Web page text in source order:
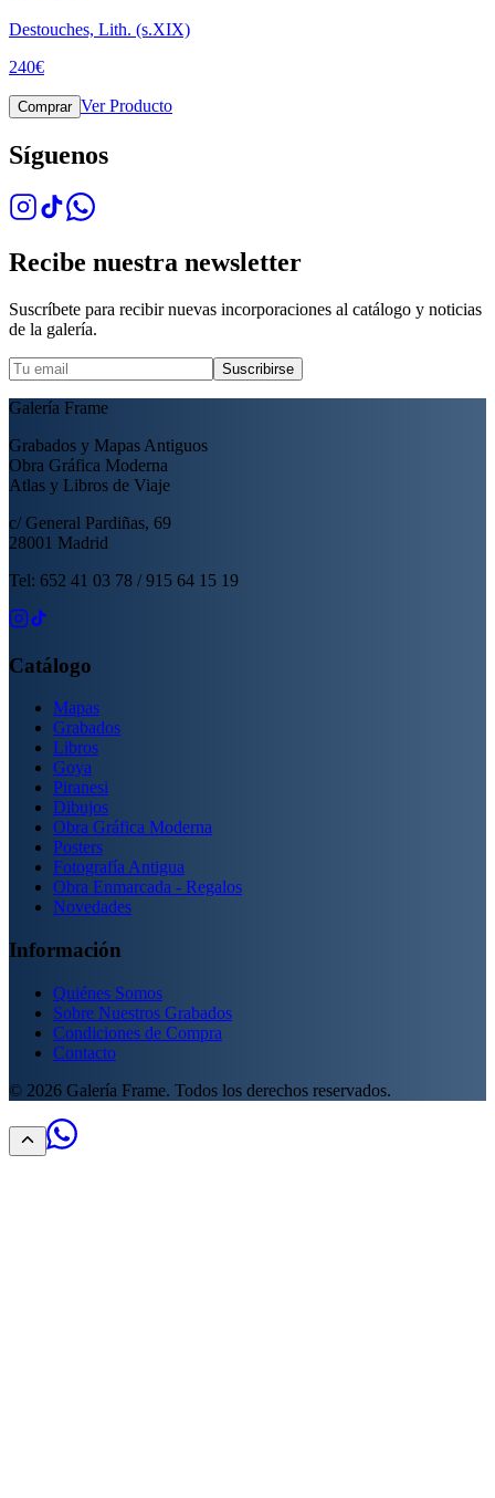
Destouches, Lith. (s.XIX)
240€
Comprar Ver Producto
Síguenos
Recibe nuestra newsletter
Suscríbete para recibir nuevas incorporaciones al catálogo y noticias
de la galería.
Suscribirse
Galería Frame
Grabados y Mapas Antiguos
Obra Gráfica Moderna
Atlas y Libros de Viaje
c/ General Pardiñas, 69
28001 Madrid
Tel: 652 41 03 78 / 915 64 15 19
Catálogo
Mapas
Grabados
Libros
Goya
Piranesi
Dibujos
Obra Gráfica Moderna
Posters
Fotografía Antigua
Obra Enmarcada - Regalos
Novedades
Información
Quiénes Somos
Sobre Nuestros Grabados
Condiciones de Compra
Contacto
© 2026 Galería Frame. Todos los derechos reservados.